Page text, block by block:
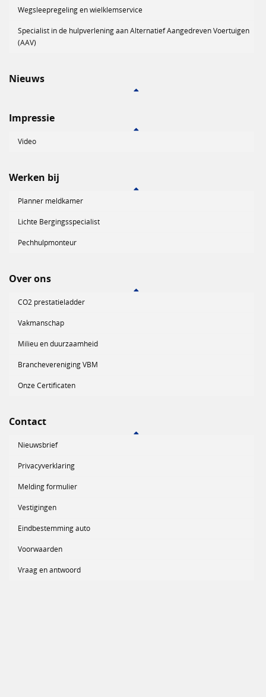
Wegsleepregeling en wielklemservice
Specialist in de hulpverlening aan Alternatief Aangedreven Voertuigen
(AAV)
Nieuws
Impressie
Video
Werken bij
Planner meldkamer
Lichte Bergingsspecialist
Pechhulpmonteur
Over ons
CO2 prestatieladder
Vakmanschap
Milieu en duurzaamheid
Branchevereniging VBM
Onze Certificaten
Contact
Nieuwsbrief
Privacyverklaring
Melding formulier
Vestigingen
Eindbestemming auto
Voorwaarden
Vraag en antwoord